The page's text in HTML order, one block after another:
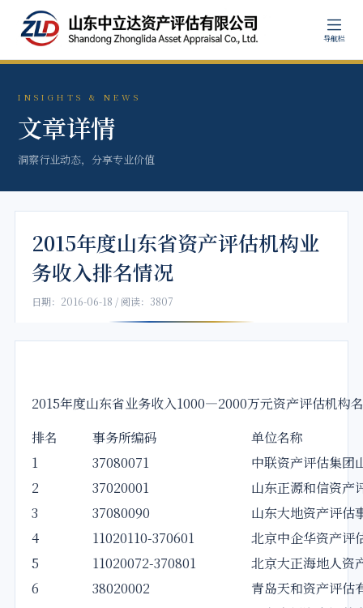
导航栏
INSIGHTS & NEWS
文章详情
洞察行业动态，分享专业价值
2015年度山东省资产评估机构业
务收入排名情况
日期：2016-06-18 / 阅读：3807
2015年度山东省业务收入1000—2000万元资产评估机构
排名
事务所编码
单位名称
1
37080071
中联资产评估集团
2
37020001
山东正源和信资产
3
37080090
山东大地资产评估
4
11020110-370601
北京中企华资产评
5
11020072-370801
北京大正海地人资
6
38020002
青岛天和资产评估